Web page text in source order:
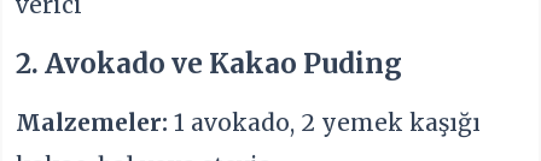
2. Avokado ve Kakao Puding
Malzemeler: 1 avokado, 2 yemek kaşığı